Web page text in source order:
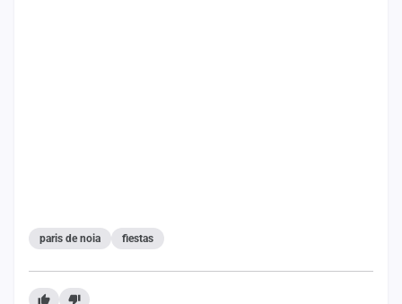
paris de noia fiestas